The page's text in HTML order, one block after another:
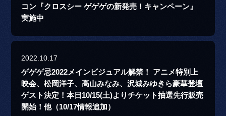
コン『クロスシー ゲゲゲの新発売！キャンペーン』
実施中
2022.10.17
ゲゲゲ忌2022メインビジュアル解禁！ アニメ特別上
映会、松岡洋子、高山みなみ、沢城みゆきら豪華登壇
ゲスト決定！本日10/15(土)よりチケット抽選先行販売
開始！他（10/17情報追加）